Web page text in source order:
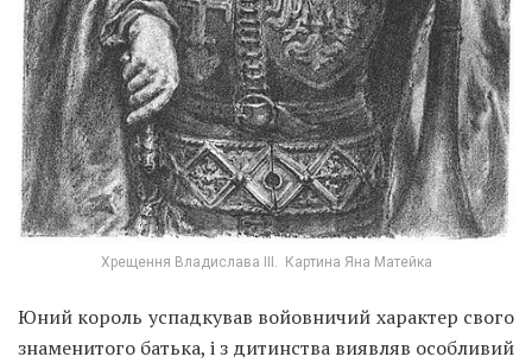
Хрещення Владислава III. Картина Яна Матейка
Юний король успадкував войовничий характер свого
знаменитого батька, і з дитинства виявляв особливий